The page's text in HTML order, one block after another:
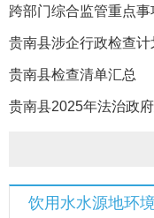
跨部门综合监管重点
贵南县涉企行政检查计
贵南县检查清单汇总
贵南县2025年法治政
饮用水水源地环